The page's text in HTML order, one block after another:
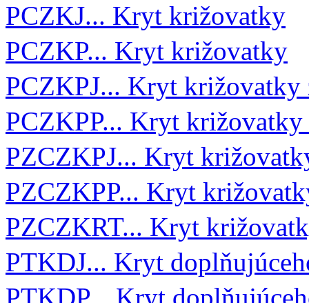
PCZKJ... Kryt križovatky
PCZKP... Kryt križovatky
PCZKPJ... Kryt križovatky
PCZKPP... Kryt
PZCZKPJ... Kryt
PZCZKPP... Kryt
PZCZKRT... Kryt
PTKDJ... Kryt